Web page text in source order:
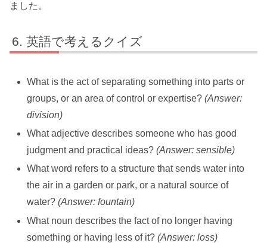
ました。
英語で考えるクイズ
What is the act of separating something into parts or
groups, or an area of control or expertise?(Answer:
division)
What adjective describes someone who has good
judgment and practical ideas?(Answer: sensible)
What word refers to a structure that sends water into
the air in a garden or park, or a natural source of
water?(Answer: fountain)
What noun describes the fact of no longer having
something or having less of it?(Answer: loss)